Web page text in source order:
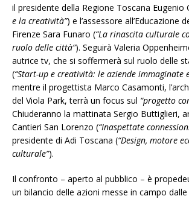
il presidente della Regione Toscana Eugenio
e la creatività”) e l’assessore all’Educazione
Firenze Sara Funaro (“La rinascita culturale
ruolo delle città”). Seguirà Valeria
autrice tv, che si soffermerà sul ruolo delle
(“Start-up e creatività: le aziende immaginate
mentre il progettista Marco Casamonti,
del Viola Park, terrà un focus sul “progetto
Chiuderanno la mattinata Sergio Buttiglieri,
Cantieri San Lorenzo (“Inaspettate
presidente di Adi Toscana (“Design, motore
culturale”).
Il confronto – aperto al pubblico – è
un bilancio delle azioni messe in campo